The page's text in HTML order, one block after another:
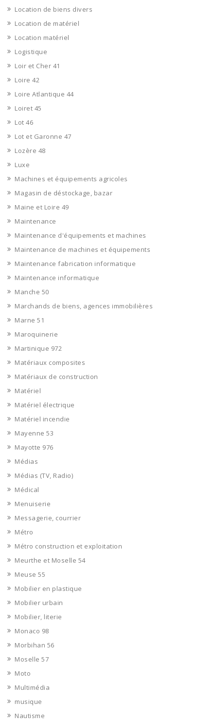
Location de biens divers
Location de matériel
Location matériel
Logistique
Loir et Cher 41
Loire 42
Loire Atlantique 44
Loiret 45
Lot 46
Lot et Garonne 47
Lozère 48
Luxe
Machines et équipements agricoles
Magasin de déstockage, bazar
Maine et Loire 49
Maintenance
Maintenance d'équipements et machines
Maintenance de machines et équipements
Maintenance fabrication informatique
Maintenance informatique
Manche 50
Marchands de biens, agences immobilières
Marne 51
Maroquinerie
Martinique 972
Matériaux composites
Matériaux de construction
Matériel
Matériel électrique
Matériel incendie
Mayenne 53
Mayotte 976
Médias
Médias (TV, Radio)
Médical
Menuiserie
Messagerie, courrier
Métro
Métro construction et exploitation
Meurthe et Moselle 54
Meuse 55
Mobilier en plastique
Mobilier urbain
Mobilier, literie
Monaco 98
Morbihan 56
Moselle 57
Moto
Multimédia
musique
Nautisme